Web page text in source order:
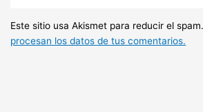
Este sitio usa Akismet para reducir el
procesan los datos de tus comentarios.